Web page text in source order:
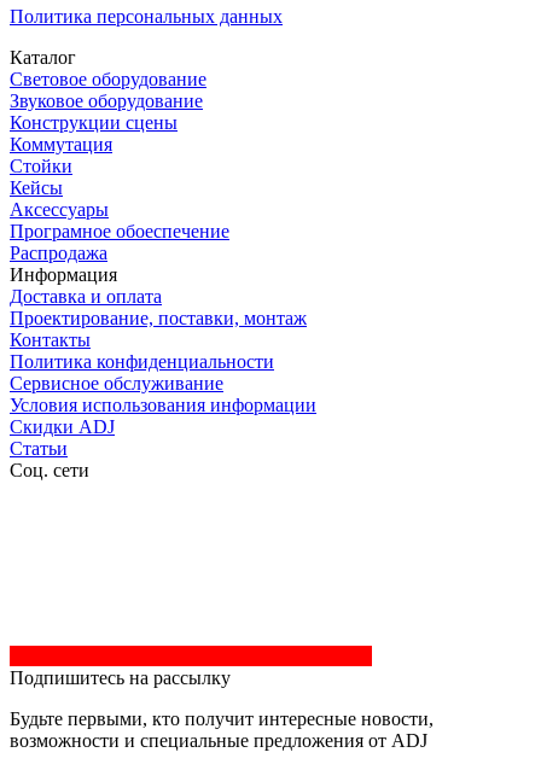
Политика персональных данных
Каталог
Световое оборудование
Звуковое оборудование
Конструкции сцены
Коммутация
Стойки
Кейсы
Аксессуары
Програмное обоеспечение
Распродажа
Информация
Доставка и оплата
Проектирование, поставки, монтаж
Контакты
Политика конфиденциальности
Сервисное обслуживание
Условия использования информации
Скидки ADJ
Статьи
Соц. сети
Подпишитесь на рассылку
Будьте первыми, кто получит интересные новости,
возможности и специальные предложения от ADJ